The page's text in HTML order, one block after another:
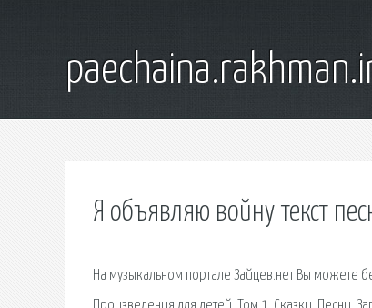
Я объявляю войну текст
На музыкальном портале Зайцев.нет Вы можете